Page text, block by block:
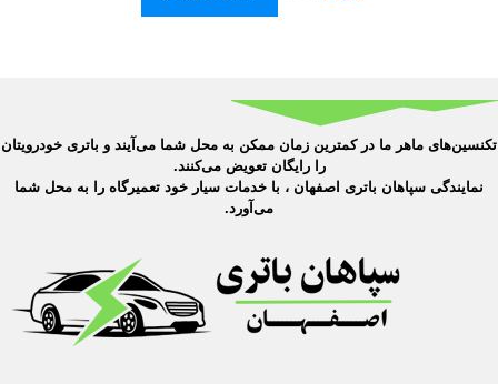
تکنسین‌های ماهر ما در کمترین زمان ممکن به محل شما می‌آیند و باتری خودرویتان
را رایگان تعویض می‌کنند.
نمایندگی سپاهان باتری اصفهان ، با خدمات سیار خود تعمیرگاه را به محل شما
می‌آورد.